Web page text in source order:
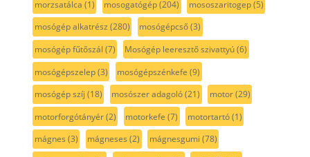
morzsatálca (1) mosogatógép(204) mososzaritogep(5)
mosógép alkatrész (280) mosógépcső(3)
mosógép fűtőszál (7) Mosógép leeresztő szivattyú(6)
mosógépszelep(3) mosógépszénkefe (9)
mosógép szíj (18) mosószer adagoló(21) motor(29)
motorforgótányér(2) motorkefe (7) motortartó(1)
mágnes (3) mágneses (2) mágnesgumi (78)